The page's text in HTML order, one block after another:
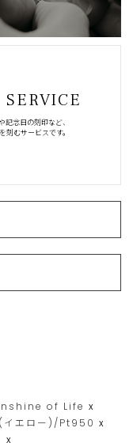
記念日の刻印など、
刻むサービスです。
of Life x
イエロー)/Pt950 x
x